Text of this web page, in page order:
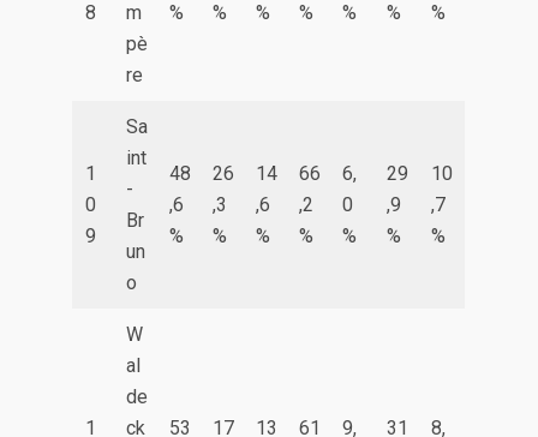
8
m
pè
re
%
%
%
%
%
%
%
1
0
9
Sa
int
-
Br
un
o
48
,6
%
26
,3
%
14
,6
%
66
,2
%
6,
0
%
29
,9
%
10
,7
%
1
W
al
de
ck
53 17 13 61 9, 31 8,